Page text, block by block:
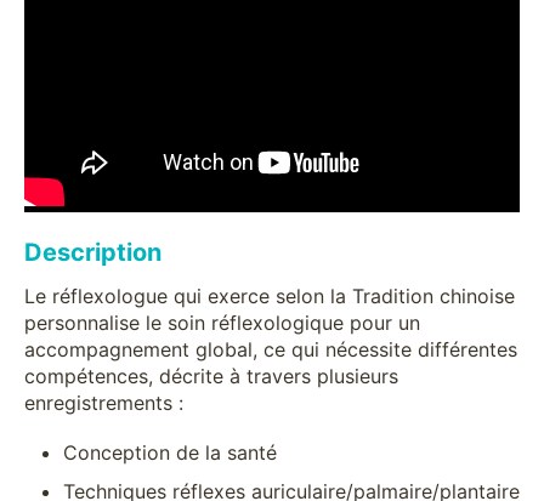
Description
Le réflexologue qui exerce selon la Tradition chinoise
personnalise le soin réflexologique pour un
accompagnement global, ce qui nécessite différentes
compétences, décrite à travers plusieurs
enregistrements :
Conception de la santé
Techniques réflexes auriculaire/palmaire/plantaire